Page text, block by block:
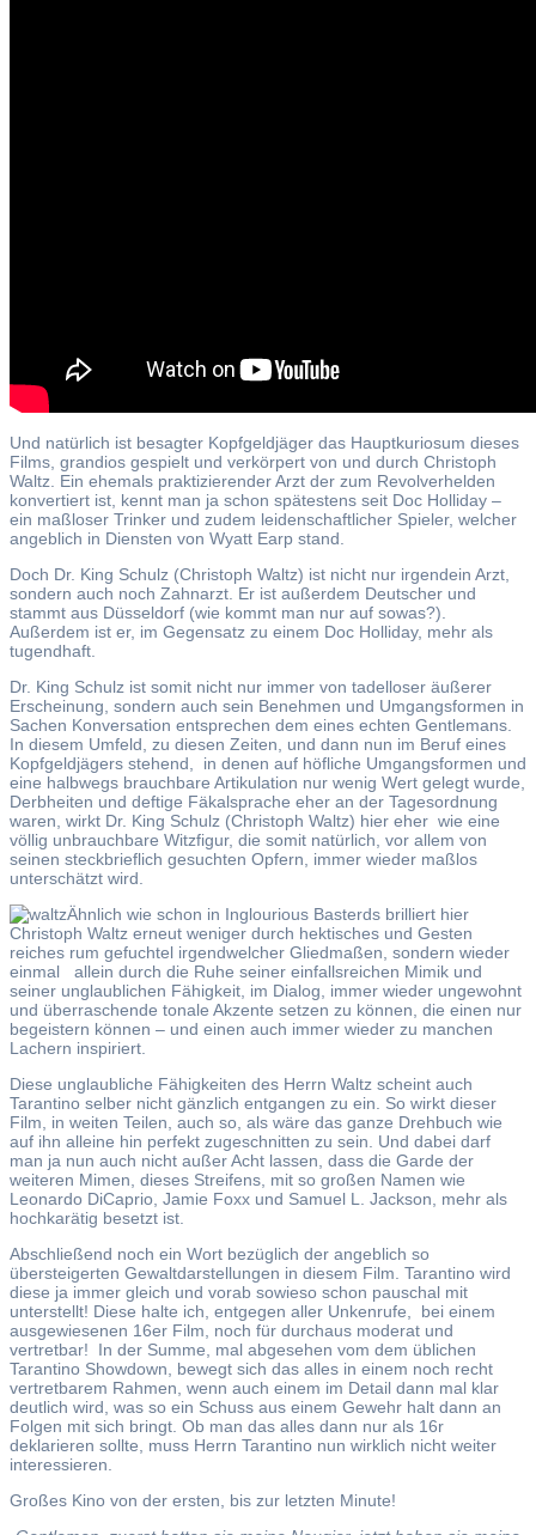
Und natürlich ist besagter Kopfgeldjäger das Hauptkuriosum dieses
Films, grandios gespielt und verkörpert von und durch Christoph
Waltz. Ein ehemals praktizierender Arzt der zum Revolverhelden
konvertiert ist, kennt man ja schon spätestens seit Doc Holliday –
ein maßloser Trinker und zudem leidenschaftlicher Spieler, welcher
angeblich in Diensten von Wyatt Earp stand.
Doch Dr. King Schulz (Christoph Waltz) ist nicht nur irgendein Arzt,
sondern auch noch Zahnarzt. Er ist außerdem Deutscher und
stammt aus Düsseldorf (wie kommt man nur auf sowas?).
Außerdem ist er, im Gegensatz zu einem Doc Holliday, mehr als
tugendhaft.
Dr. King Schulz ist somit nicht nur immer von tadelloser äußerer
Erscheinung, sondern auch sein Benehmen und Umgangsformen in
Sachen Konversation entsprechen dem eines echten Gentlemans.
In diesem Umfeld, zu diesen Zeiten, und dann nun im Beruf eines
Kopfgeldjägers stehend, in denen auf höfliche Umgangsformen und
eine halbwegs brauchbare Artikulation nur wenig Wert gelegt wurde,
Derbheiten und deftige Fäkalsprache eher an der Tagesordnung
waren, wirkt Dr. King Schulz (Christoph Waltz) hier eher wie eine
völlig unbrauchbare Witzfigur, die somit natürlich, vor allem von
seinen steckbrieflich gesuchten Opfern, immer wieder maßlos
unterschätzt wird.
Ähnlich wie schon in Inglourious Basterds brilliert hier
Christoph Waltz erneut weniger durch hektisches und Gesten
reiches rum gefuchtel irgendwelcher Gliedmaßen, sondern wieder
einmal allein durch die Ruhe seiner einfallsreichen Mimik und
seiner unglaublichen Fähigkeit, im Dialog, immer wieder ungewohnt
und überraschende tonale Akzente setzen zu können, die einen nur
begeistern können – und einen auch immer wieder zu manchen
Lachern inspiriert.
Diese unglaubliche Fähigkeiten des Herrn Waltz scheint auch
Tarantino selber nicht gänzlich entgangen zu ein. So wirkt dieser
Film, in weiten Teilen, auch so, als wäre das ganze Drehbuch wie
auf ihn alleine hin perfekt zugeschnitten zu sein. Und dabei darf
man ja nun auch nicht außer Acht lassen, dass die Garde der
weiteren Mimen, dieses Streifens, mit so großen Namen wie
Leonardo DiCaprio, Jamie Foxx und Samuel L. Jackson, mehr als
hochkarätig besetzt ist.
Abschließend noch ein Wort bezüglich der angeblich so
übersteigerten Gewaltdarstellungen in diesem Film. Tarantino wird
diese ja immer gleich und vorab sowieso schon pauschal mit
unterstellt! Diese halte ich, entgegen aller Unkenrufe, bei einem
ausgewiesenen 16er Film, noch für durchaus moderat und
vertretbar! In der Summe, mal abgesehen vom dem üblichen
Tarantino Showdown, bewegt sich das alles in einem noch recht
vertretbarem Rahmen, wenn auch einem im Detail dann mal klar
deutlich wird, was so ein Schuss aus einem Gewehr halt dann an
Folgen mit sich bringt. Ob man das alles dann nur als 16r
deklarieren sollte, muss Herrn Tarantino nun wirklich nicht weiter
interessieren.
Großes Kino von der ersten, bis zur letzten Minute!